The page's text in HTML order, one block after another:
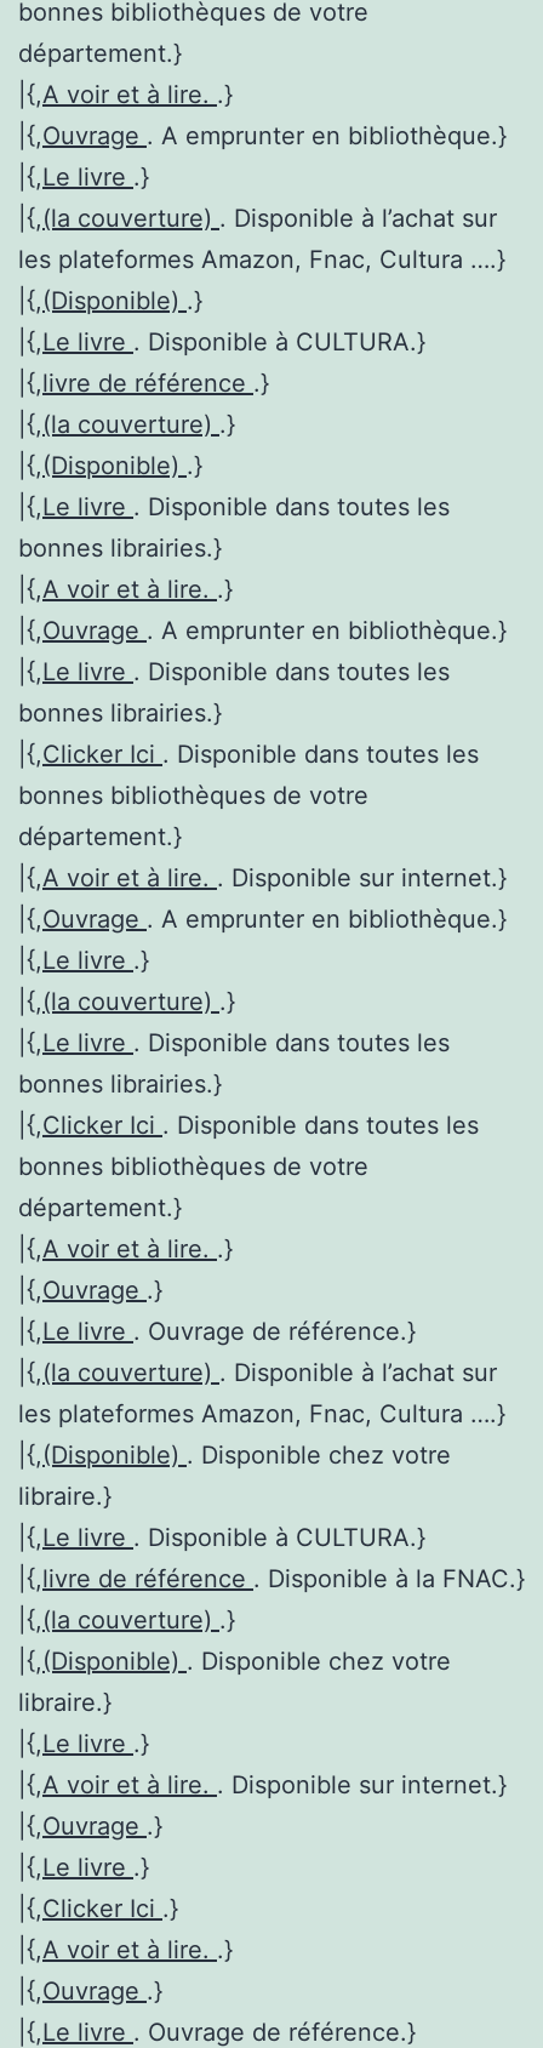
bonnes bibliothèques de votre
département.}
|{,A voir et à lire. .}
|{,Ouvrage . A emprunter en bibliothèque.}
|{,Le livre .}
|{,(la couverture) . Disponible à l’achat sur
les plateformes Amazon, Fnac, Cultura ….}
|{,(Disponible) .}
|{,Le livre . Disponible à CULTURA.}
|{,livre de référence .}
|{,(la couverture) .}
|{,(Disponible) .}
|{,Le livre . Disponible dans toutes les
bonnes librairies.}
|{,A voir et à lire. .}
|{,Ouvrage . A emprunter en bibliothèque.}
|{,Le livre . Disponible dans toutes les
bonnes librairies.}
|{,Clicker Ici . Disponible dans toutes les
bonnes bibliothèques de votre
département.}
|{,A voir et à lire. . Disponible sur internet.}
|{,Ouvrage . A emprunter en bibliothèque.}
|{,Le livre .}
|{,(la couverture) .}
|{,Le livre . Disponible dans toutes les
bonnes librairies.}
|{,Clicker Ici . Disponible dans toutes les
bonnes bibliothèques de votre
département.}
|{,A voir et à lire. .}
|{,Ouvrage .}
|{,Le livre . Ouvrage de référence.}
|{,(la couverture) . Disponible à l’achat sur
les plateformes Amazon, Fnac, Cultura ….}
|{,(Disponible) . Disponible chez votre
libraire.}
|{,Le livre . Disponible à CULTURA.}
|{,livre de référence . Disponible à la FNAC.}
|{,(la couverture) .}
|{,(Disponible) . Disponible chez votre
libraire.}
|{,Le livre .}
|{,A voir et à lire. . Disponible sur internet.}
|{,Ouvrage .}
|{,Le livre .}
|{,Clicker Ici .}
|{,A voir et à lire. .}
|{,Ouvrage .}
|{,Le livre . Ouvrage de référence.}